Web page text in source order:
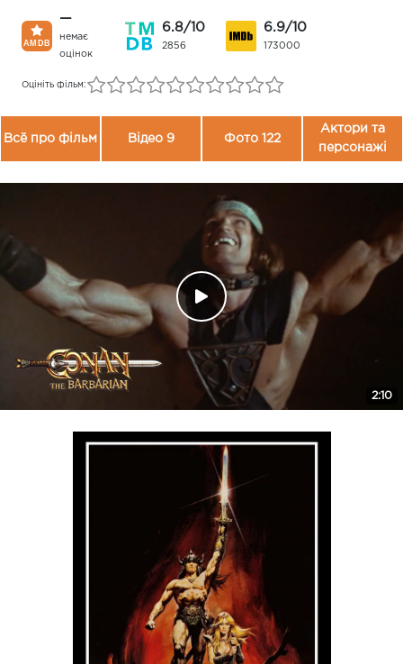
—
немає
оцінок
6.8/10
2856
6.9/10
173000
Оцініть фільм:
Всё про фільм Відео 9 Фото 122
Актори та
персонажі
2:10